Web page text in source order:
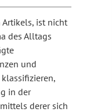
ist nicht
des Alltags
und
in der
derer sich